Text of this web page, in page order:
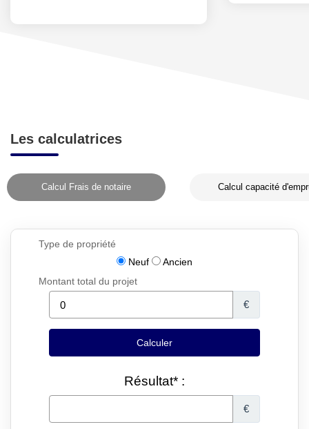
Les calculatrices
Calcul Frais de notaire Calcul capacité